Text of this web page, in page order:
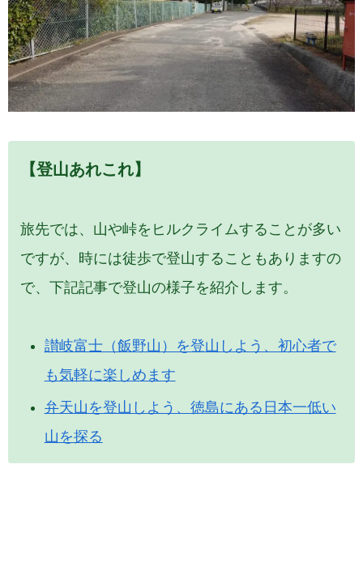
【登山あれこれ】
旅先では、山や峠をヒルクライムすることが多い
ですが、時には徒歩で登山することもありますの
で、下記記事で登山の様子を紹介します。
讃岐富士（飯野山）を登山しよう、初心者で
も気軽に楽しめます
弁天山を登山しよう、徳島にある日本一低い
山を探る